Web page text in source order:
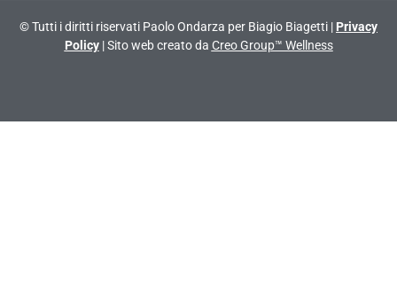
© Tutti i diritti riservati Paolo Ondarza per Biagio Biagetti | Privacy
Policy| Sito web creato da Creo Group™ Wellness